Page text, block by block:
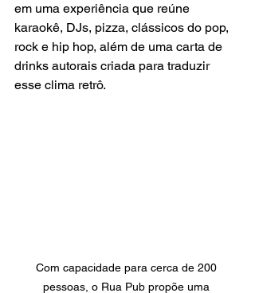
em uma experiência que reúne
karaokê, DJs, pizza, clássicos do pop,
rock e hip hop, além de uma carta de
drinks autorais criada para traduzir
esse clima retrô.
Com capacidade para cerca de 200
pessoas, o Rua Pub propõe uma